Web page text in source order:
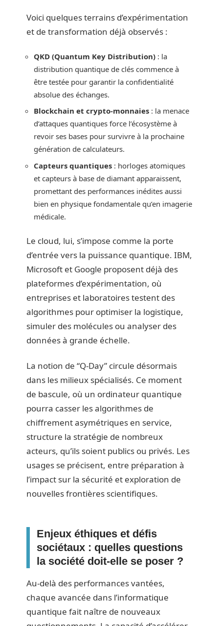
Voici quelques terrains d’expérimentation
et de transformation déjà observés :
QKD (Quantum Key Distribution) : la
distribution quantique de clés commence à
être testée pour garantir la confidentialité
absolue des échanges.
Blockchain et crypto-monnaies : la menace
d’attaques quantiques force l’écosystème à
revoir ses bases pour survivre à la prochaine
génération de calculateurs.
Capteurs quantiques : horloges atomiques
et capteurs à base de diamant apparaissent,
promettant des performances inédites aussi
bien en physique fondamentale qu’en imagerie
médicale.
Le cloud, lui, s’impose comme la porte
d’entrée vers la puissance quantique. IBM,
Microsoft et Google proposent déjà des
plateformes d’expérimentation, où
entreprises et laboratoires testent des
algorithmes pour optimiser la logistique,
simuler des molécules ou analyser des
données à grande échelle.
La notion de “Q-Day” circule désormais
dans les milieux spécialisés. Ce moment
de bascule, où un ordinateur quantique
pourra casser les algorithmes de
chiffrement asymétriques en service,
structure la stratégie de nombreux
acteurs, qu’ils soient publics ou privés. Les
usages se précisent, entre préparation à
l’impact sur la sécurité et exploration de
nouvelles frontières scientifiques.
Enjeux éthiques et défis
sociétaux : quelles questions
la société doit-elle se poser ?
Au-delà des performances vantées,
chaque avancée dans l’informatique
quantique fait naître de nouveaux